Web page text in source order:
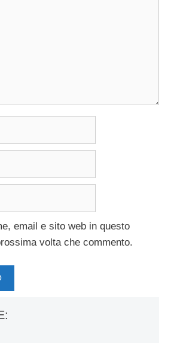
email e sito web in questo
volta che commento.